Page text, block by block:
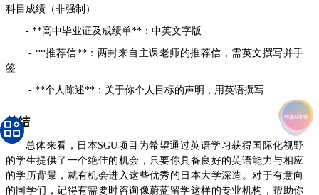
科目成绩（非强制）
- **高中毕业证及成绩单**：中英文字版
- **推荐信**：两封来自主课老师的推荐信，需英文撰写并手
签
- **个人陈述**：关于你个人目标的声明，用英语撰写
总结
总体来看，日本SGU项目为希望通过英语学习获得国际化视野
的学生提供了一个绝佳的机会，只要你具备良好的英语能力与相应
的学历背景，就有机会进入这些优秀的日本大学深造。对于有意向
的同学们，记得有需要时咨询像蔚蓝留学这样的专业机构，帮助你